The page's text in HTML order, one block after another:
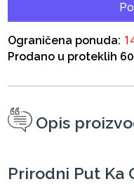
Ograničena ponuda:
Prodano u proteklih
Opis
Prirodni Put Ka